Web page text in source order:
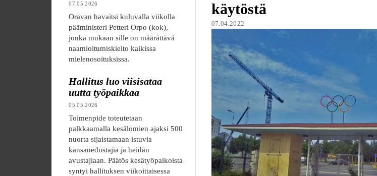
07.05.2026
Oravan havaitsi kuluvalla viikolla
pääministeri Petteri Orpo (kok),
jonka mukaan sille on määrättävä
naamioitumiskielto kaikissa
mielenosoituksissa.
Hallitus luo viisisataa
uutta työpaikkaa
05.05.2026
Toimenpide toteutetaan
palkkaamalla kesälomien ajaksi 500
nuorta sijaistamaan istuvia
kansanedustajia ja heidän
avustajiaan. Päätös kesätyöpaikoista
syntyi hallituksen viikoittaisessa
käytöstä
07.04.2022